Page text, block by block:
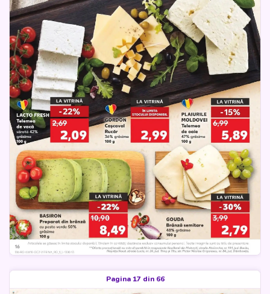
Pagina 17 din 66